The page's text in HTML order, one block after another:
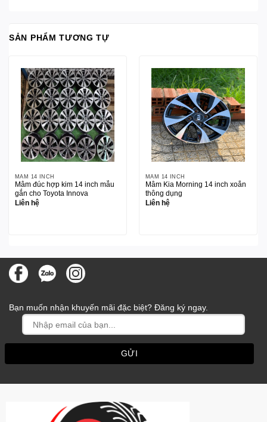
SẢN PHẨM TƯƠNG TỰ
MÂM 14 INCH
Mâm đúc hợp kim 14 inch mẫu
gắn cho Toyota Innova
Liên hệ
MÂM 14 INCH
Mâm Kia Morning 14 inch xoắn
thông dụng
Liên hệ
Bạn muốn nhận khuyến mãi đặc biệt? Đăng ký ngay.